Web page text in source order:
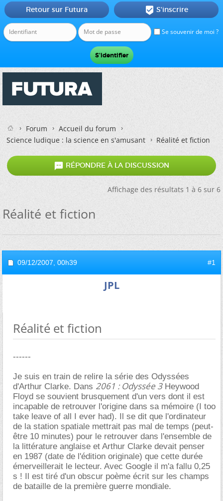
Se souvenir de moi ?
Retour sur Futura  S'inscrire
Forum
Accueil du forum
Science ludique : la science en s'amusant
Réalité et fiction
 RÉPONDRE À LA DISCUSSION
Affichage des résultats 1 à 6 sur 6
Réalité et fiction
09/12/2007, 00h39 #1
JPL
Réalité et fiction
------
Je suis en train de relire la série des Odyssées
d'Arthur Clarke. Dans 2061 : Odyssée 3Heywood
Floyd se souvient brusquement d'un vers dont il est
incapable de retrouver l'origine dans sa mémoire (I too
take leave of all I ever had). Il se dit que l'ordinateur
de la station spatiale mettrait pas mal de temps (peut-
être 10 minutes) pour le retrouver dans l'ensemble de
la littérature anglaise et Arthur Clarke devait penser
en 1987 (date de l'édition originale) que cette durée
émerveillerait le lecteur. Avec Google il m'a fallu 0,25
s ! Il est tiré d'un obscur poème écrit sur les champs
de bataille de la première guerre mondiale.